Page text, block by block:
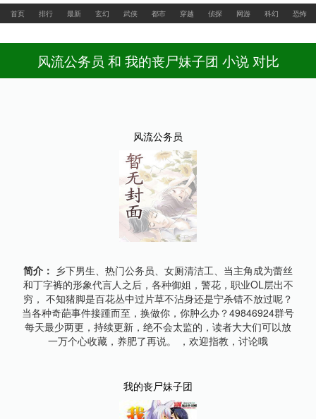
首页 排行 最新 玄幻 武侠 都市 穿越 侦探 网游 科幻 恐怖
最新网址：www.feishuwx.la
风流公务员 和 我的丧尸妹子团 小说 对比
风流公务员
简介： 乡下男生、热门公务员、女厕清洁工、当主角成为蕾丝
和丁字裤的形象代言人之后，各种御姐，警花，职业OL层出不
穷， 不知猪脚是百花丛中过片草不沾身还是宁杀错不放过呢？
当各种奇葩事件接踵而至，换做你，你肿么办？49846924群号
每天最少两更，持续更新，绝不会太监的，读者大大们可以放
一万个心收藏，养肥了再说。 ，欢迎指教，讨论哦
我的丧尸妹子团